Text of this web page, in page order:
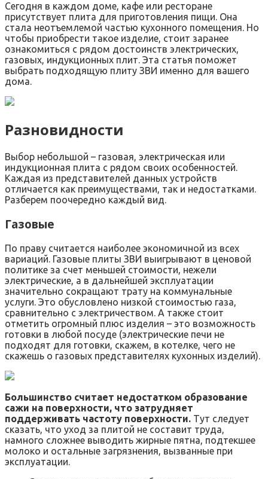
Сегодня в каждом доме, кафе или ресторане
присутствует плита для приготовления пищи. Она
стала неотъемлемой частью кухонного помещения. Но
чтобы приобрести такое изделие, стоит заранее
ознакомиться с рядом достоинств электрических,
газовых, индукционных плит. Эта статья поможет
выбрать подходящую плиту ЗВИ именно для вашего
дома.
Разновидности
Выбор небольшой – газовая, электрическая или
индукционная плита с рядом своих особенностей.
Каждая из представителей данных устройств
отличается как преимуществами, так и недостатками.
Разберем поочередно каждый вид.
Газовые
По праву считается наиболее экономичной из всех
вариаций. Газовые плиты ЗВИ выигрывают в ценовой
политике за счет меньшей стоимости, нежели
электрические, а в дальнейшей эксплуатации
значительно сокращают трату на коммунальные
услуги. Это обусловлено низкой стоимостью газа,
сравнительно с электричеством. А также стоит
отметить огромный плюс изделия – это возможность
готовки в любой посуде (электрические печи не
подходят для готовки, скажем, в котелке, чего не
скажешь о газовых представителях кухонных изделий).
Большинство считает недостатком образование
сажи на поверхности, что затрудняет
поддерживать частоту поверхности. Тут следует
сказать, что уход за плитой не составит труда,
намного сложнее выводить жирные пятна, подтекшее
молоко и остальные загрязнения, вызванные при
эксплуатации.